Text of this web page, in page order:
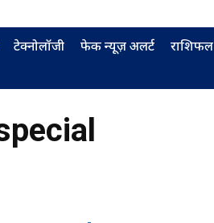
टेक्नोलॉजी फेक न्यूज़ अलर्ट राशिफल